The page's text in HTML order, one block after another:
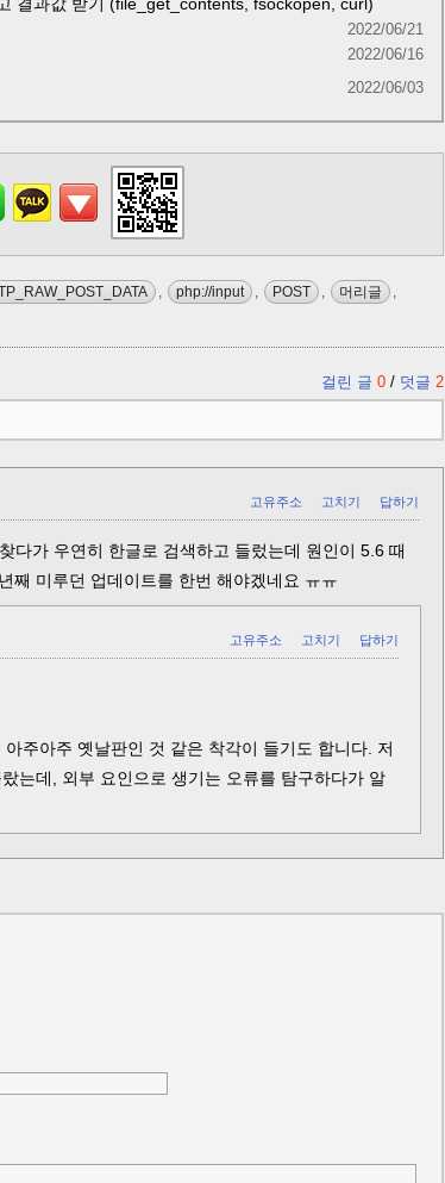
2022/06/21
2022/06/16
2022/06/03
php://input POST 머리글
걸린 글 0 / 덧글 2
고유주소 고치기 답하기
다가 우연히 한글로 검색하고 들렀는데 원인이 5.6 때
째 미루던 업데이트를 한번 해야겠네요 ㅠㅠ
고유주소 고치기 답하기
주아주 옛날판인 것 같은 착각이 들기도 합니다. 저
는데, 외부 요인으로 생기는 오류를 탐구하다가 알